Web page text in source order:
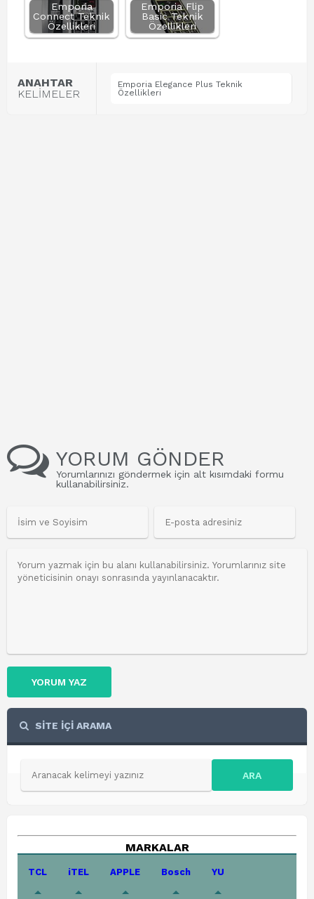
Emporia
Connect Teknik
Özellikleri
Emporia Flip
Basic Teknik
Özellikleri
ANAHTAR
KELİMELER
Emporia Elegance Plus Teknik
Özellikleri
YORUM GÖNDER
Yorumlarınızı göndermek için alt kısımdaki formu
kullanabilirsiniz.
YORUM YAZ
SİTE İÇİ ARAMA
ARA
MARKALAR
TCL iTEL APPLE Bosch YU